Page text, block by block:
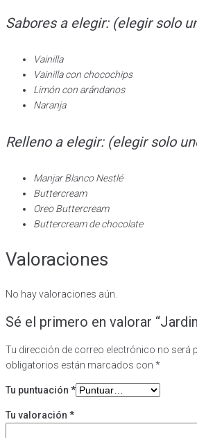
Sabores a elegir: (elegir solo
Vainilla
Vainilla con chocochips
Limón con arándanos
Naranja
Relleno a elegir: (elegir solo
Manjar Blanco Nestlé
Buttercream
Oreo Buttercream
Buttercream de chocolate
Valoraciones
No hay valoraciones aún.
Sé el primero en valorar
Tu dirección de correo electrónico no será
obligatorios están marcados con *
Tu puntuación *
Tu valoración *